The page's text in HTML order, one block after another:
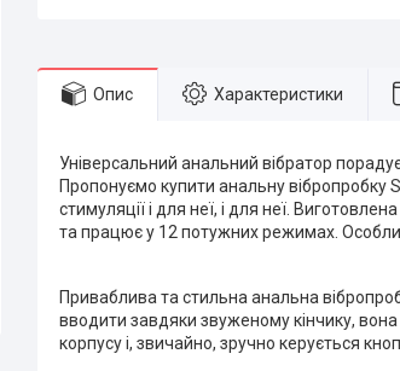
Опис Характеристики
Універсальний анальний вібратор
Пропонуємо купити анальну вібропробку
стимуляції і для неї, і для неї.
та працює у 12 потужних режимах.
Приваблива та стильна анальна
вводити завдяки звуженому кінчику,
корпусу і, звичайно, зручно керується